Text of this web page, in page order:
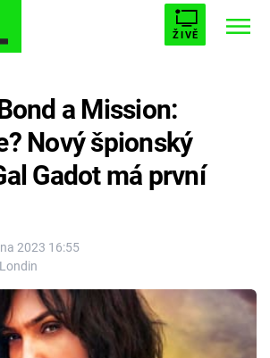
ŽIVĚ
AVENGERS 5
2023 16:55
a Mission:
Nový špionský
Gadot má první